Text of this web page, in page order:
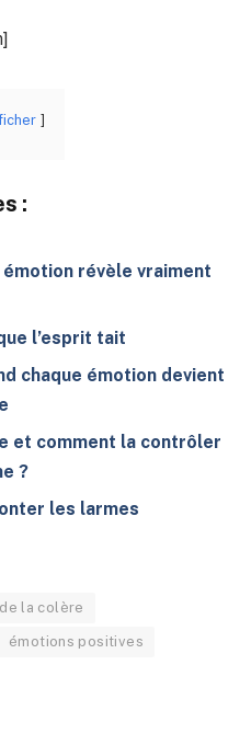
:
révèle vraiment
l’esprit tait
chaque émotion devient
et comment la contrôler
?
les larmes
la colère
émotions positives